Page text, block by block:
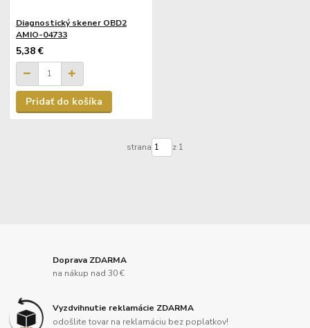
Diagnostický skener OBD2
AMIO-04733
5,38 €
Pridať do košíka
strana z 1
Doprava ZDARMA
na nákup nad 30 €
Vyzdvihnutie reklamácie ZDARMA
odošlite tovar na reklamáciu bez poplatkov!